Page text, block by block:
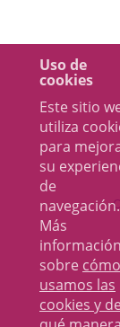
Uso de
cookies
Este sitio
utiliza
para
su
de
navegación.
Más
información
sobre cómo
usamos las
cookies y